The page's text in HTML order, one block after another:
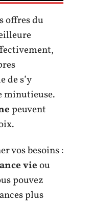
offres du
de s’y
minutieuse.
peuvent
vos besoins :
vieou
pouvez
plus